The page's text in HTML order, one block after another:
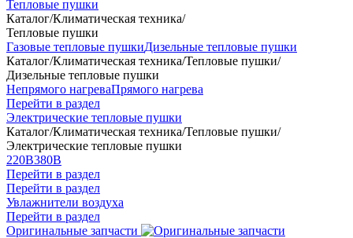
Тепловые пушки
Каталог/Климатическая техника/
Тепловые пушки
Газовые тепловые пушкиДизельные тепловые пушки
Каталог/Климатическая техника/Тепловые пушки/
Дизельные тепловые пушки
Непрямого нагреваПрямого нагрева
Перейти в раздел
Электрические тепловые пушки
Каталог/Климатическая техника/Тепловые пушки/
Электрические тепловые пушки
220В380В
Перейти в раздел
Перейти в раздел
Увлажнители воздуха
Перейти в раздел
Оригинальные запчасти